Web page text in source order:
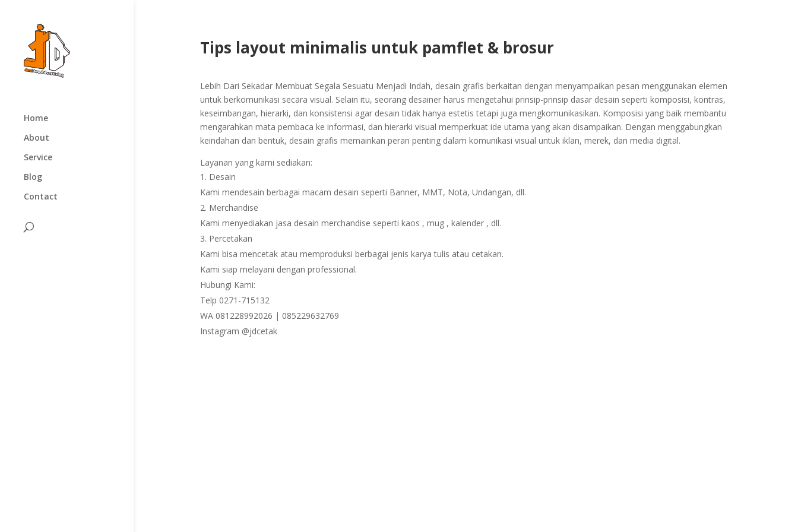
Home
About
Service
Blog
Contact
Tips layout minimalis untuk pamflet & brosur
Lebih Dari Sekadar Membuat Segala Sesuatu Menjadi Indah, desain grafis berkaitan dengan menyampaikan pesan menggunakan elemen
untuk berkomunikasi secara visual. Selain itu, seorang desainer harus mengetahui prinsip-prinsip dasar desain seperti komposisi, kontras,
keseimbangan, hierarki, dan konsistensi agar desain tidak hanya estetis tetapi juga mengkomunikasikan. Komposisi yang baik membantu
mengarahkan mata pembaca ke informasi, dan hierarki visual memperkuat ide utama yang akan disampaikan. Dengan menggabungkan
keindahan dan bentuk, desain grafis memainkan peran penting dalam komunikasi visual untuk iklan, merek, dan media digital.
Layanan yang kami sediakan:
Desain
Kami mendesain berbagai macam desain seperti Banner, MMT, Nota, Undangan, dll.
Merchandise
Kami menyediakan jasa desain merchandise seperti kaos , mug , kalender , dll.
Percetakan
Kami bisa mencetak atau memproduksi berbagai jenis karya tulis atau cetakan.
Kami siap melayani dengan professional.
Hubungi Kami:
Telp 0271-715132
WA 081228992026 | 085229632769
Instagram @jdcetak